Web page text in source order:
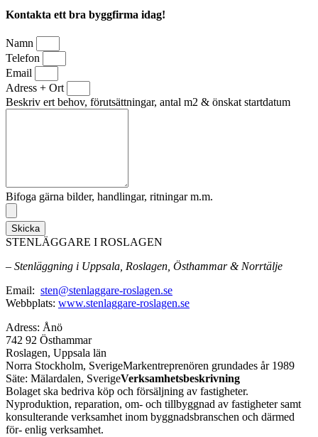
Kontakta ett bra byggfirma idag!
Namn
Telefon
Email
Adress + Ort
Beskriv ert behov, förutsättningar, antal m2 & önskat startdatum
Bifoga gärna bilder, handlingar, ritningar m.m.
Skicka
STENLÄGGARE I ROSLAGEN
– Stenläggning i Uppsala, Roslagen, Östhammar & Norrtälje
Email: sten@stenlaggare-roslagen.se
Webbplats: www.stenlaggare-roslagen.se
Adress: Ånö
742 92 Östhammar
Roslagen, Uppsala län
Norra Stockholm, SverigeMarkentreprenören grundades år 1989
Säte: Mälardalen, SverigeVerksamhetsbeskrivning
Bolaget ska bedriva köp och försäljning av fastigheter.
Nyproduktion, reparation, om- och tillbyggnad av fastigheter samt
konsulterande verksamhet inom byggnadsbranschen och därmed
för- enlig verksamhet.